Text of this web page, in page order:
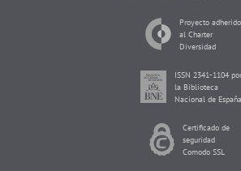
Proyecto adherido
al Charter
Diversidad
ISSN 2341-1104 por
la Biblioteca
Nacional de España
Certificado de
seguridad
Comodo SSL